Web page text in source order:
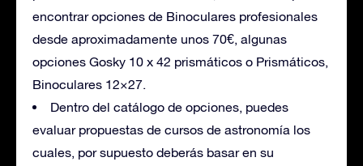
encontrar opciones de Binoculares profesionales
desde aproximadamente unos 70€, algunas
opciones Gosky 10 x 42 prismáticos o Prismáticos,
Binoculares 12×27.
Dentro del catálogo de opciones, puedes
evaluar propuestas de cursos de astronomía los
cuales, por supuesto deberás basar en su